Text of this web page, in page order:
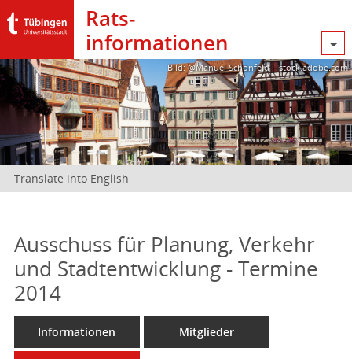
Rats­
informationen
Bild: @Manuel Schönfeld – stock.adobe.com
Translate into English
Ausschuss für Planung, Verkehr
und Stadtentwicklung - Termine
2014
Informationen Mitglieder